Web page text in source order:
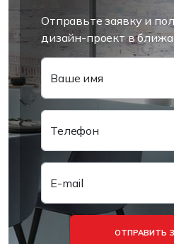
Отправьте заявку и
дизайн-проект в
Ваше имя
Телефон
E-mail
ОТПРАВИТЬ